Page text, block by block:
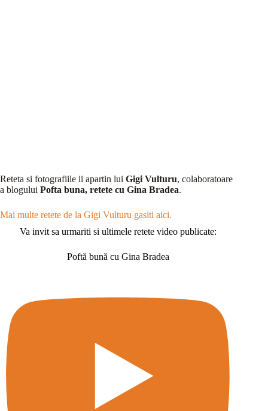
Reteta si fotografiile ii apartin lui Gigi Vulturu, colaboratoare
a blogului Pofta buna, retete cu Gina Bradea.
Mai multe retete de la Gigi Vulturu gasiti aici.
Va invit sa urmariti si ultimele retete video publicate:
Poftă bună cu Gina Bradea